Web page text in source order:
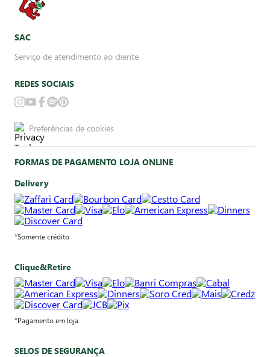
SAC
Serviço de atendimento ao cliente
REDES SOCIAIS
Preferências de cookies
FORMAS DE PAGAMENTO LOJA ONLINE
Delivery
*Somente crédito
Clique&Retire
*Pagamento em loja
SELOS DE SEGURANÇA